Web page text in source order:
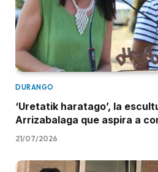
DURANGO
‘Uretatik haratago’, la
Arrizabalaga que aspira a
21/07/2026